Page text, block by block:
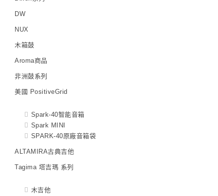
DW
NUX
木箱鼓
Aroma商品
非洲鼓系列
美國 PositiveGrid
Spark-40智能音箱
Spark MINI
SPARK-40原廠音箱袋
ALTAMIRA古典吉他
Tagima 塔吉瑪 系列
木吉他